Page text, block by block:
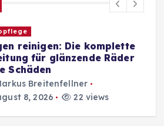
reinigen: Die komplette
für glänzende Räder
Schäden
Breitenfellner
8, 2026
22 views